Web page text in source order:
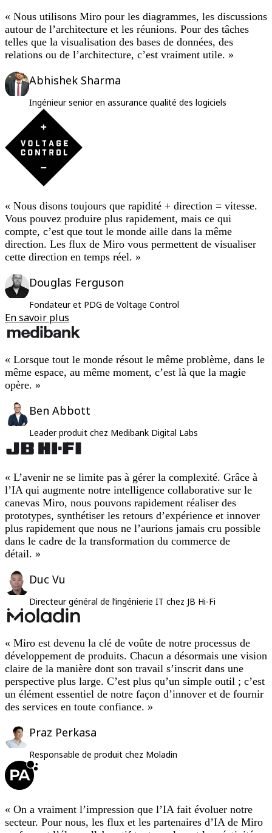
« Nous utilisons Miro pour les diagrammes, les discussions
autour de l’architecture et les réunions. Pour des tâches
telles que la visualisation des bases de données, des
relations ou de l’architecture, c’est vraiment utile. »
Abhishek Sharma
Ingénieur senior en assurance qualité des logiciels
« Lorsque tout le monde résout le même problème, dans le
même espace, au même moment, c’est là que la magie
opère. »
Ben Abbott
Leader produit chez Medibank Digital Labs
« Miro est devenu la clé de voûte de notre processus de
développement de produits. Chacun a désormais une vision
claire de la manière dont son travail s’inscrit dans une
perspective plus large. C’est plus qu’un simple outil ; c’est
un élément essentiel de notre façon d’innover et de fournir
des services en toute confiance. »
Praz Perkasa
Responsable de produit chez Moladin
« Nous disons toujours que rapidité + direction = vitesse.
Vous pouvez produire plus rapidement, mais ce qui
compte, c’est que tout le monde aille dans la même
direction. Les flux de Miro vous permettent de visualiser
cette direction en temps réel. »
Douglas Ferguson
Fondateur et PDG de Voltage Control
En savoir plus
« L’avenir ne se limite pas à gérer la complexité. Grâce à
l’IA qui augmente notre intelligence collaborative sur le
canevas Miro, nous pouvons rapidement réaliser des
prototypes, synthétiser les retours d’expérience et innover
plus rapidement que nous ne l’aurions jamais cru possible
dans le cadre de la transformation du commerce de
détail. »
Duc Vu
Directeur général de l’ingénierie IT chez JB Hi-Fi
« On a vraiment l’impression que l’IA fait évoluer notre
secteur. Pour nous, les flux et les partenaires d’IA de Miro